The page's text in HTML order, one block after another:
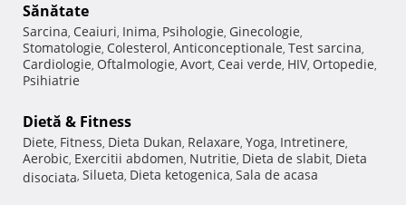
Sănătate
Sarcina, Ceaiuri, Inima, Psihologie, Ginecologie,
Stomatologie, Colesterol, Anticonceptionale, Test sarcina,
Cardiologie, Oftalmologie, Avort, Ceai verde, HIV, Ortopedie,
Psihiatrie
Dietă & Fitness
Diete, Fitness, Dieta Dukan, Relaxare, Yoga, Intretinere,
Aerobic, Exercitii abdomen, Nutritie, Dieta de slabit, Dieta
disociata, Silueta, Dieta ketogenica, Sala de acasa